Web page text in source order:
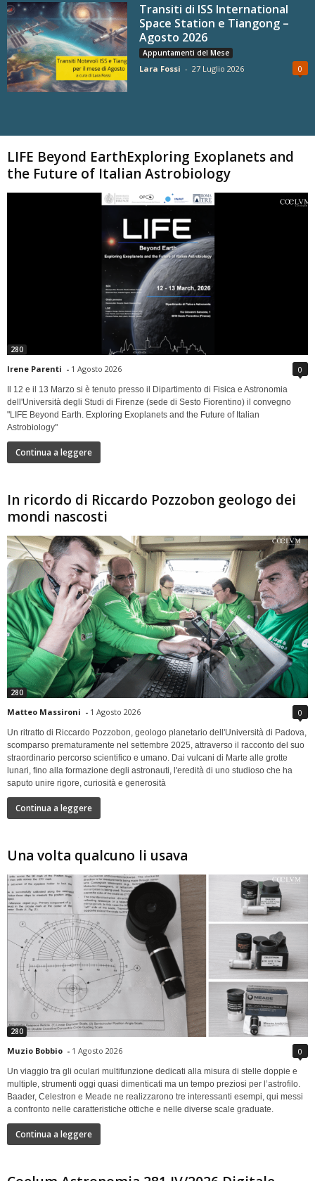
Transiti di ISS International
Space Station e Tiangong –
Agosto 2026
Appuntamenti del Mese
Lara Fossi - 27 Luglio 2026 0
LIFE Beyond EarthExploring Exoplanets and
the Future of Italian Astrobiology
280
Irene Parenti - 1 Agosto 2026 0
Il 12 e il 13 Marzo si è tenuto presso il Dipartimento di Fisica e Astronomia
dell'Università degli Studi di Firenze (sede di Sesto Fiorentino) il convegno
"LIFE Beyond Earth. Exploring Exoplanets and the Future of Italian
Astrobiology"
Continua a leggere
In ricordo di Riccardo Pozzobon geologo dei
mondi nascosti
280
Matteo Massironi - 1 Agosto 2026 0
Un ritratto di Riccardo Pozzobon, geologo planetario dell'Università di Padova,
scomparso prematuramente nel settembre 2025, attraverso il racconto del suo
straordinario percorso scientifico e umano. Dai vulcani di Marte alle grotte
lunari, fino alla formazione degli astronauti, l'eredità di uno studioso che ha
saputo unire rigore, curiosità e generosità
Continua a leggere
Una volta qualcuno li usava
280
Muzio Bobbio - 1 Agosto 2026 0
Un viaggio tra gli oculari multifunzione dedicati alla misura di stelle doppie e
multiple, strumenti oggi quasi dimenticati ma un tempo preziosi per l’astrofilo.
Baader, Celestron e Meade ne realizzarono tre interessanti esempi, qui messi
a confronto nelle caratteristiche ottiche e nelle diverse scale graduate.
Continua a leggere